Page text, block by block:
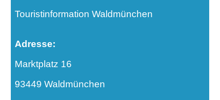
Touristinformation Waldmünchen
Adresse:
Marktplatz 16
93449 Waldmünchen